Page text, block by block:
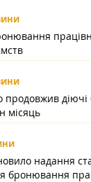
продовжив
місяць
надання
бронювання